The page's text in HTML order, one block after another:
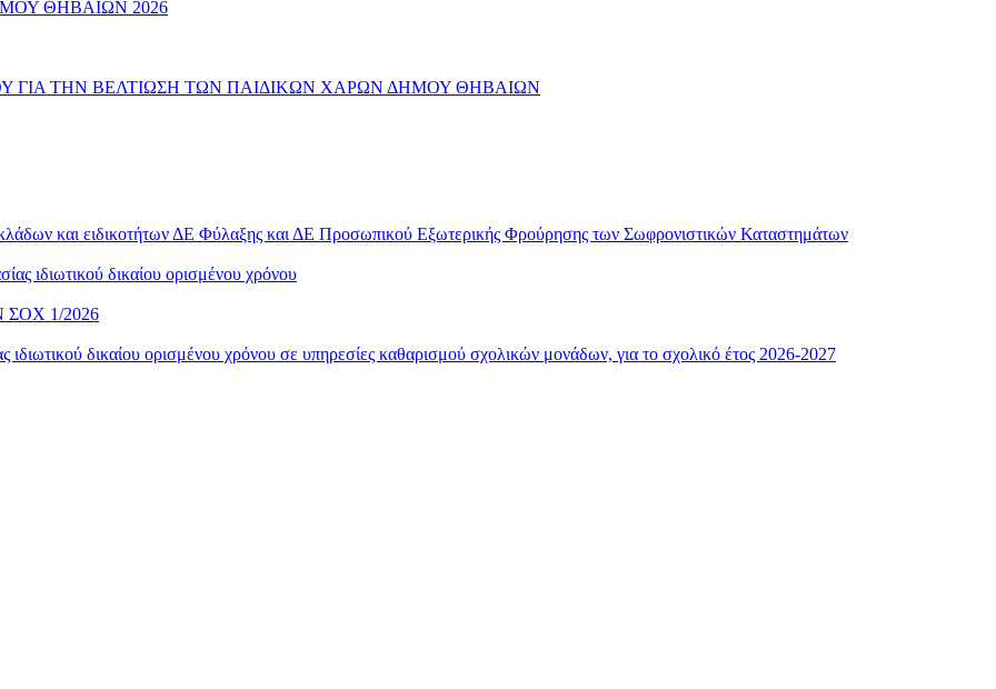
ΘΗΒΑΙΩΝ 2026
ΤΗΝ ΒΕΛΤΙΩΣΗ ΤΩΝ ΠΑΙΔΙΚΩΝ ΧΑΡΩΝ ΔΗΜΟΥ ΘΗΒΑΙΩΝ
και ειδικοτήτων ΔΕ Φύλαξης και ΔΕ Προσωπικού Εξωτερικής Φρούρησης των Σωφρονιστικών Καταστημάτων
ιδιωτικού δικαίου ορισμένου χρόνου
1/2026
δικαίου ορισμένου χρόνου σε υπηρεσίες καθαρισμού σχολικών μονάδων, για το σχολικό έτος 2026-2027